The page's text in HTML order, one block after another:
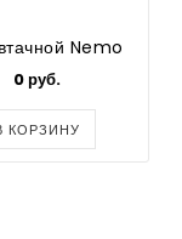
Nemo
0 руб.
КОРЗИНУ